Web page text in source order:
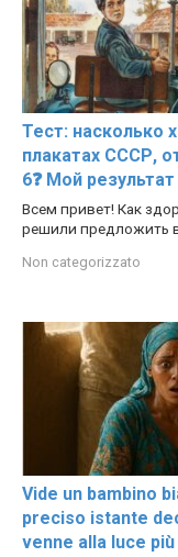
Тест: насколько
плакатах СССР,
6❓ Мой
Всем привет! Как
решили предложить
Non categorizzato
Vide un bambino
preciso istante
venne alla luce